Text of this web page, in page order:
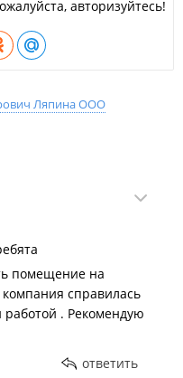
авторизуйтесь!
Ляпина ООО
помещение на
справилась
. Рекомендую
ответить